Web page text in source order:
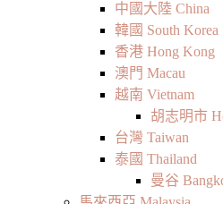
中國大陸 China
韓國 South Korea
香港 Hong Kong
澳門 Macau
越南 Vietnam
胡志明市
台灣 Taiwan
泰國 Thailand
曼谷